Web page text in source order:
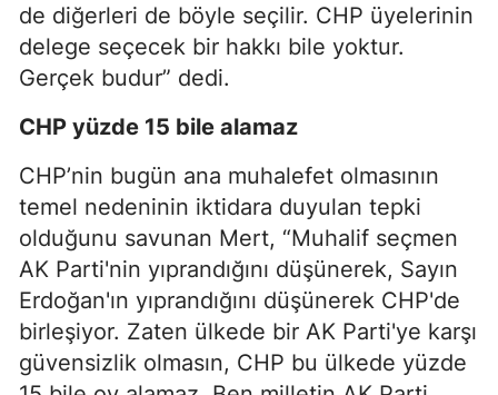
de diğerleri de böyle seçilir. CHP üyelerinin
delege seçecek bir hakkı bile yoktur.
Gerçek budur” dedi.
CHP yüzde 15 bile alamaz
CHP’nin bugün ana muhalefet olmasının
temel nedeninin iktidara duyulan tepki
olduğunu savunan Mert, “Muhalif seçmen
AK Parti'nin yıprandığını düşünerek, Sayın
Erdoğan'ın yıprandığını düşünerek CHP'de
birleşiyor. Zaten ülkede bir AK Parti'ye karşı
güvensizlik olmasın, CHP bu ülkede yüzde